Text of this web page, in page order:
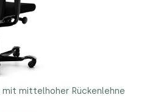
mit mittelhoher Rückenlehne